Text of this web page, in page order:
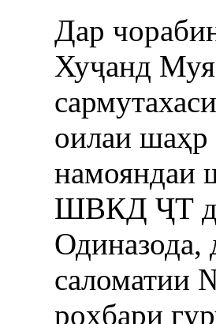
Дар
Хуҷанд
оилаи
намояндаи
ШВКД ҶТ
Одиназода,
саломатии
роҳбари